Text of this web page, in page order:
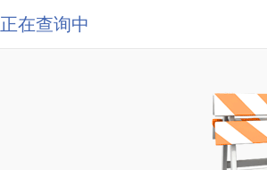
正在查询中